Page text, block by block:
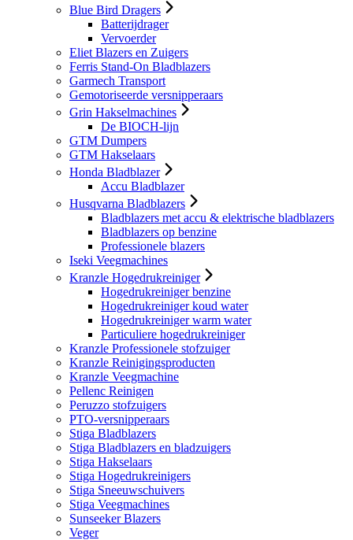
Blue Bird Dragers
Batterijdrager
Vervoerder
Eliet Blazers en Zuigers
Ferris Stand-On Bladblazers
Garmech Transport
Gemotoriseerde versnipperaars
Grin Hakselmachines
De BIOCH-lijn
GTM Dumpers
GTM Hakselaars
Honda Bladblazer
Accu Bladblazer
Husqvarna Bladblazers
Bladblazers met accu & elektrische bladblazers
Bladblazers op benzine
Professionele blazers
Iseki Veegmachines
Kranzle Hogedrukreiniger
Hogedrukreiniger benzine
Hogedrukreiniger koud water
Hogedrukreiniger warm water
Particuliere hogedrukreiniger
Kranzle Professionele stofzuiger
Kranzle Reinigingsproducten
Kranzle Veegmachine
Pellenc Reinigen
Peruzzo stofzuigers
PTO-versnipperaars
Stiga Bladblazers
Stiga Bladblazers en bladzuigers
Stiga Hakselaars
Stiga Hogedrukreinigers
Stiga Sneeuwschuivers
Stiga Veegmachines
Sunseeker Blazers
Veger